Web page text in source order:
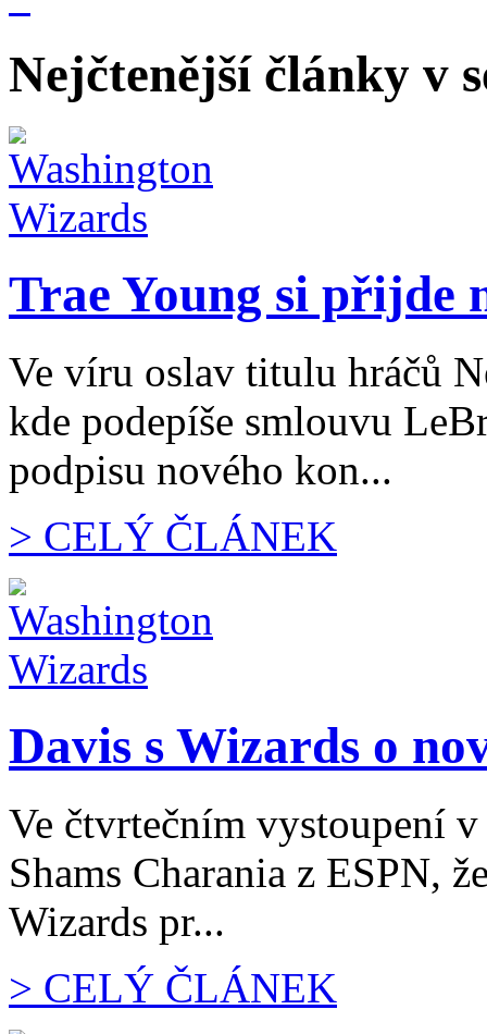
Nejčtenější články v
Trae Young si přijde
Ve víru oslav titulu hráčů
kde podepíše smlouvu
podpisu nového kon...
> CELÝ ČLÁNEK
Davis s Wizards o
Ve čtvrtečním vystoupení
Shams Charania z ESPN,
Wizards pr...
> CELÝ ČLÁNEK